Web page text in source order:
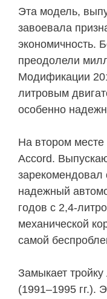
Эта модель,
завоевала
экономичность.
преодолели
Модификации
литровым
особенно
На втором
Accord.
зарекомендовал
надежный
годов с 2,4-
механической
самой
Замыкает
(1991–1995 гг.).